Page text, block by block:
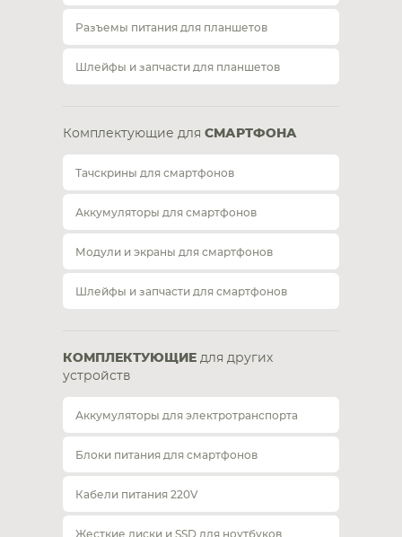
Разъемы питания для планшетов
Шлейфы и запчасти для планшетов
Комплектующие для СМАРТФОНА
Тачскрины для смартфонов
Аккумуляторы для смартфонов
Модули и экраны для смартфонов
Шлейфы и запчасти для смартфонов
КОМПЛЕКТУЮЩИЕ для других
устройств
Аккумуляторы для электротранспорта
Блоки питания для смартфонов
Кабели питания 220V
Жесткие диски и SSD для ноутбуков